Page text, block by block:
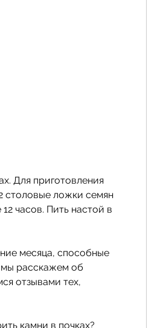
столовые ложки семян
часов. Пить настой в
месяца, способные
мы расскажем об
отзывами тех,
камни в почках?